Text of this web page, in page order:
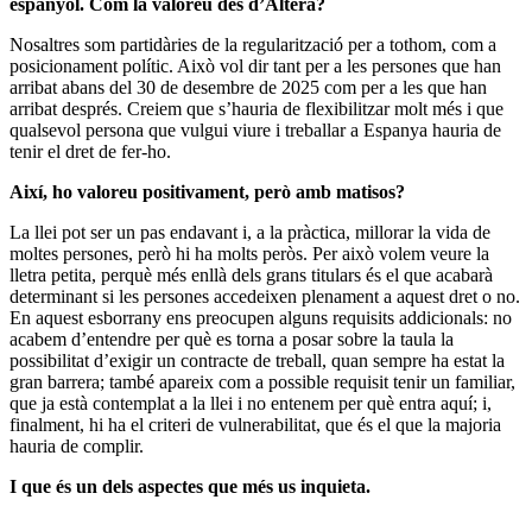
espanyol. Com la valoreu des d’Altera?
Nosaltres som partidàries de la regularització per a tothom, com a
posicionament polític. Això vol dir tant per a les persones que han
arribat abans del 30 de desembre de 2025 com per a les que han
arribat després. Creiem que s’hauria de flexibilitzar molt més i que
qualsevol persona que vulgui viure i treballar a Espanya hauria de
tenir el dret de fer-ho.
Així, ho valoreu positivament, però amb matisos?
La llei pot ser un pas endavant i, a la pràctica, millorar la vida de
moltes persones, però hi ha molts peròs. Per això volem veure la
lletra petita, perquè més enllà dels grans titulars és el que acabarà
determinant si les persones accedeixen plenament a aquest dret o no.
En aquest esborrany ens preocupen alguns requisits addicionals: no
acabem d’entendre per què es torna a posar sobre la taula la
possibilitat d’exigir un contracte de treball, quan sempre ha estat la
gran barrera; també apareix com a possible requisit tenir un familiar,
que ja està contemplat a la llei i no entenem per què entra aquí; i,
finalment, hi ha el criteri de vulnerabilitat, que és el que la majoria
hauria de complir.
I que és un dels aspectes que més us inquieta.